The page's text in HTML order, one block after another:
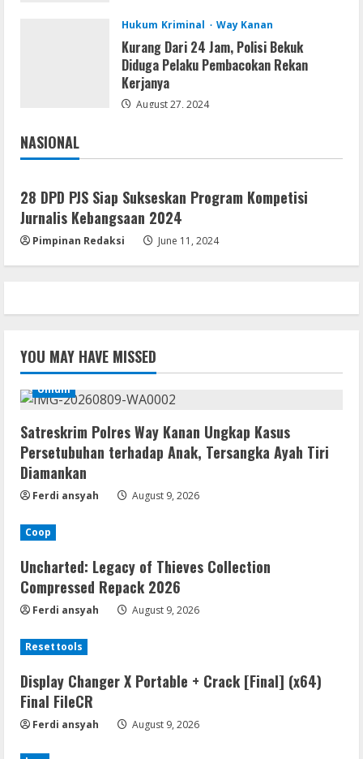
Img
Office 2019 LTSC Professional Plus
Debloated Tоrrеnt
5
Virus] (x64) Reddit
August 8, 2026
Hukum Kriminal Way Kanan
Kurang Dari 24 Jam, Polisi Bekuk
Diduga Pelaku Pembacokan Rekan
Kerjanya
August 27, 2024
NASIONAL
Jakarta
28 DPD PJS Siap Sukseskan Program Kompetisi
Jurnalis Kebangsaan 2024
Pimpinan Redaksi June 11, 2024
YOU MAY HAVE MISSED
Umum
Satreskrim Polres Way Kanan Ungkap Kasus
Persetubuhan terhadap Anak, Tersangka Ayah Tiri
Diamankan
Ferdi ansyah August 9, 2026
Coop
Uncharted: Legacy of Thieves Collection
Compressed Repack 2026
Ferdi ansyah August 9, 2026
Resettools
Display Changer X Portable + Crack [Final] (x64)
Final FileCR
Ferdi ansyah August 9, 2026